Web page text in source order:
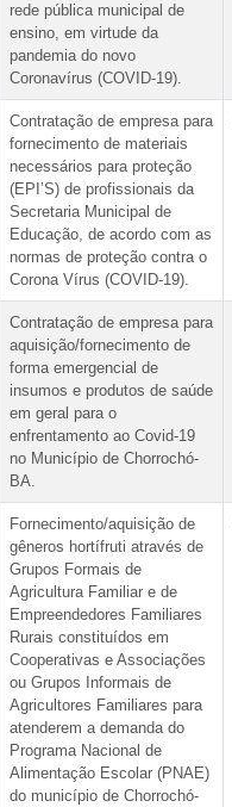
rede pública municipal de
ensino, em virtude da
pandemia do novo
Coronavírus (COVID-19).
Contratação de empresa para
fornecimento de materiais
necessários para proteção
(EPI’S) de profissionais da
Secretaria Municipal de
Educação, de acordo com as
normas de proteção contra o
Corona Vírus (COVID-19).
Contratação de empresa para
aquisição/fornecimento de
forma emergencial de
insumos e produtos de saúde
em geral para o
enfrentamento ao Covid-19
no Município de Chorrochó-
BA.
Fornecimento/aquisição de
gêneros hortífruti através de
Grupos Formais de
Agricultura Familiar e de
Empreendedores Familiares
Rurais constituídos em
Cooperativas e Associações
ou Grupos Informais de
Agricultores Familiares para
atenderem a demanda do
Programa Nacional de
Alimentação Escolar (PNAE)
do município de Chorrochó-